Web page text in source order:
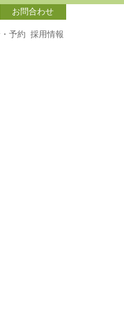
お問合わせ
予約 採用情報